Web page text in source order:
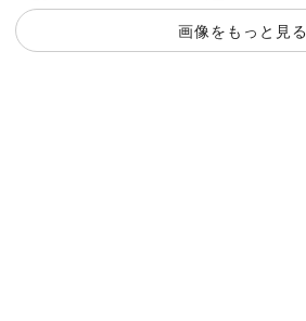
画像をもっと見る